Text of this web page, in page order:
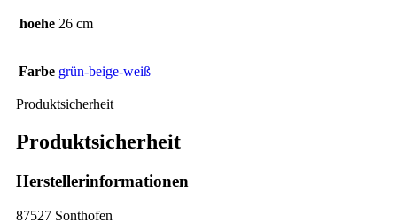
hoehe 26 cm
Farbe grün-beige-weiß
Produktsicherheit
Produktsicherheit
Herstellerinformationen
87527 Sonthofen